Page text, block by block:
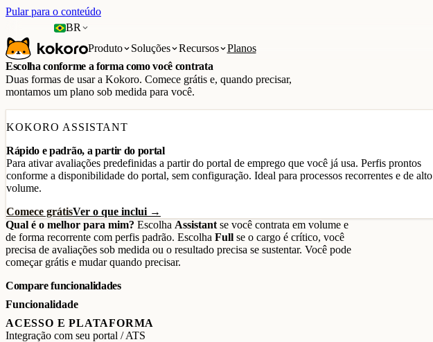
Pular para o conteúdo
BR
Produto
Soluções Recursos Planos
Escolha conforme a forma como você contrata
Duas formas de usar a Kokoro. Comece grátis e, quando precisar,
montamos um plano sob medida para você.
KOKORO ASSISTANT
Rápido e padrão, a partir do portal
Para ativar avaliações predefinidas a partir do portal de emprego que você já usa. Perfis prontos
conforme a disponibilidade do portal, sem configuração. Ideal para processos recorrentes e de alto
volume.
Comece grátisVer o que inclui →
Qual é o melhor para mim? Escolha Assistant se você contrata em volume e
de forma recorrente com perfis padrão. Escolha Full se o cargo é crítico, você
precisa de avaliações sob medida ou o resultado precisa se sustentar. Você pode
começar grátis e mudar quando precisar.
Compare funcionalidades
Funcionalidade
ACESSO E PLATAFORMA
Integração com seu portal / ATS